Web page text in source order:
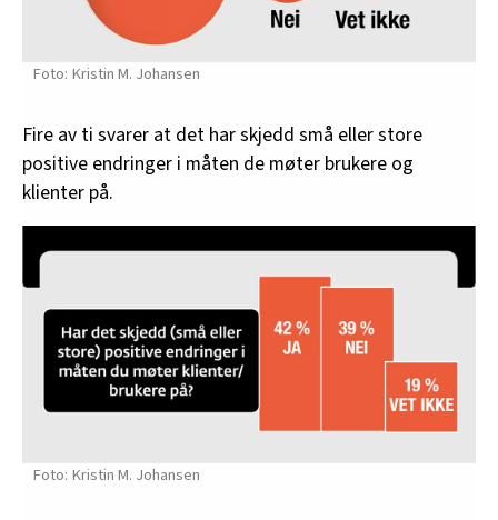
Kristin M. Johansen
Fire av ti svarer at det har skjedd små eller store
positive endringer i måten de møter brukere og
klienter på.
Kristin M. Johansen